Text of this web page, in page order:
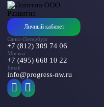
Личный кабинет
Санкт-Петербург
+7 (812) 309 74 06
Москва
+7 (495) 668 10 22
Email
info@progress-nw.ru